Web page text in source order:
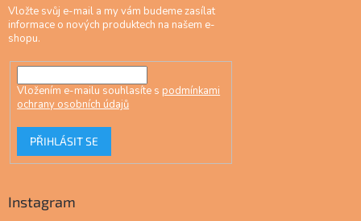
Vložte svůj e-mail a my vám budeme zasílat
informace o nových produktech na našem e-
shopu.
Vložením e-mailu souhlasíte s podmínkami
ochrany osobních údajů
PŘIHLÁSIT SE
Instagram